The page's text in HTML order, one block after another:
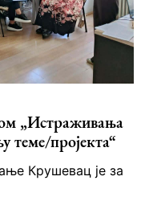
„Истраживања
теме/пројекта“
Крушевац је за